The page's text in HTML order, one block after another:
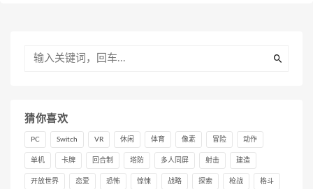
猜你喜欢
PC Switch VR 休闲 体育 像素 冒险 动作
单机 卡牌 回合制 塔防 多人同屏 射击 建造
开放世界 恋爱 恐怖 惊悚 战略 探索 枪战 格斗